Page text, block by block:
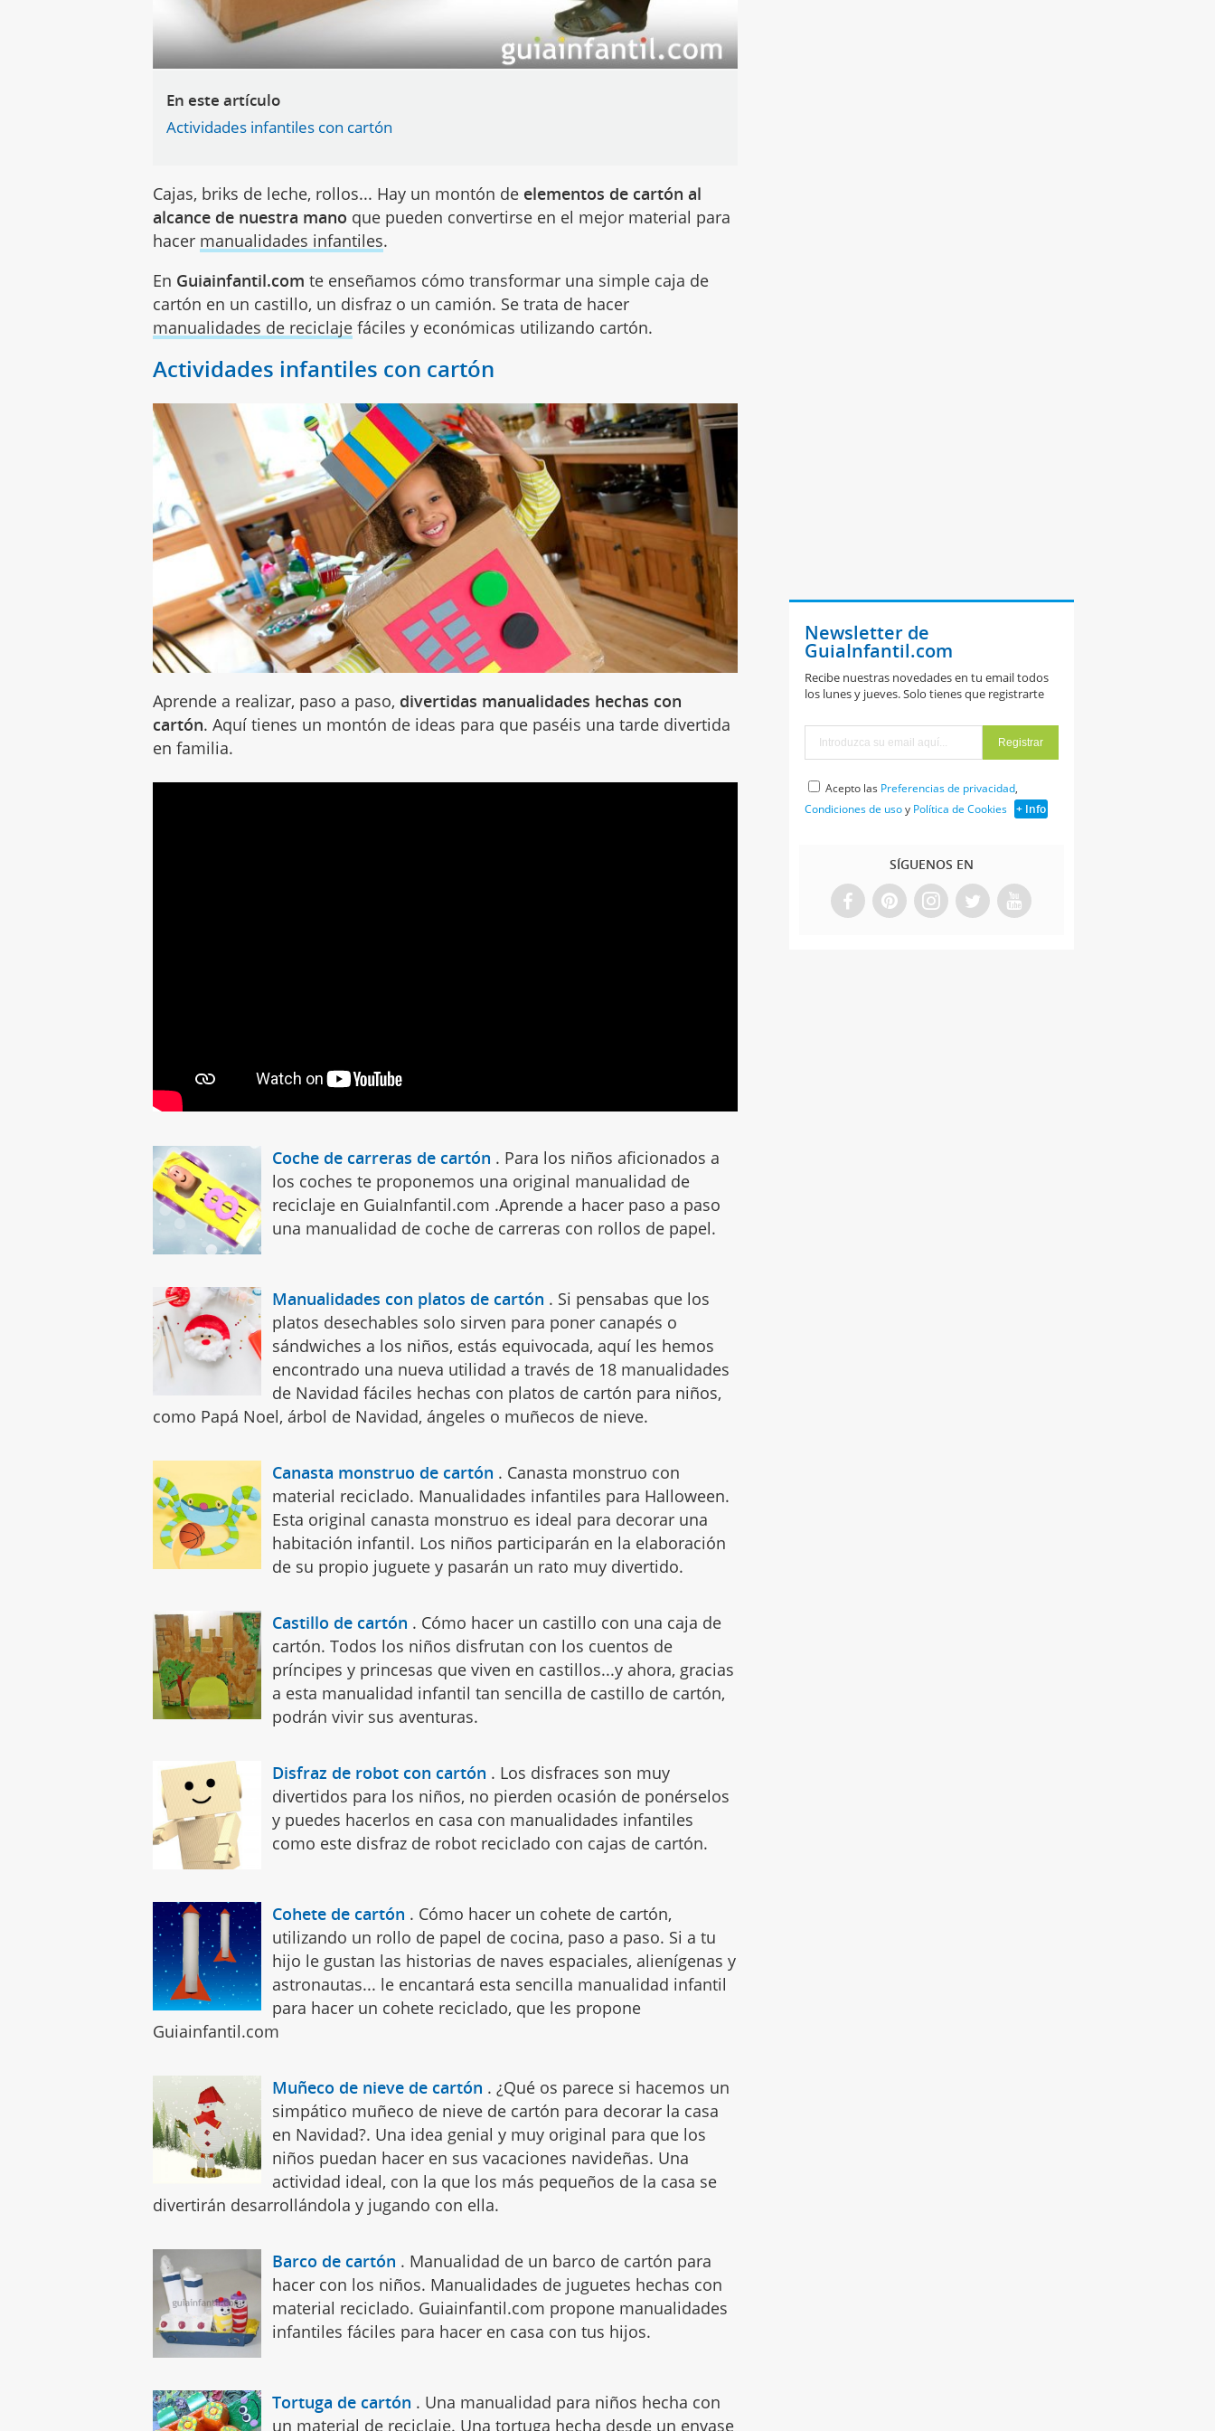
En este artículo
Actividades infantiles con cartón
Cajas, briks de leche, rollos... Hay un montón de elementos de cartón al
alcance de nuestra mano que pueden convertirse en el mejor material para
hacer manualidades infantiles.
En Guiainfantil.com te enseñamos cómo transformar una simple caja de
cartón en un castillo, un disfraz o un camión. Se trata de hacer
manualidades de reciclaje fáciles y económicas utilizando cartón.
Actividades infantiles con cartón
Aprende a realizar, paso a paso, divertidas manualidades hechas con
cartón. Aquí tienes un montón de ideas para que paséis una tarde divertida
en familia.
Coche de carreras de cartón . Para los niños aficionados a
los coches te proponemos una original manualidad de
reciclaje en GuiaInfantil.com .Aprende a hacer paso a paso
una manualidad de coche de carreras con rollos de papel.
Manualidades con platos de cartón . Si pensabas que los
platos desechables solo sirven para poner canapés o
sándwiches a los niños, estás equivocada, aquí les hemos
encontrado una nueva utilidad a través de 18 manualidades
de Navidad fáciles hechas con platos de cartón para niños,
como Papá Noel, árbol de Navidad, ángeles o muñecos de nieve.
Canasta monstruo de cartón . Canasta monstruo con
material reciclado. Manualidades infantiles para Halloween.
Esta original canasta monstruo es ideal para decorar una
habitación infantil. Los niños participarán en la elaboración
de su propio juguete y pasarán un rato muy divertido.
Castillo de cartón . Cómo hacer un castillo con una caja de
cartón. Todos los niños disfrutan con los cuentos de
príncipes y princesas que viven en castillos...y ahora, gracias
a esta manualidad infantil tan sencilla de castillo de cartón,
podrán vivir sus aventuras.
Disfraz de robot con cartón . Los disfraces son muy
divertidos para los niños, no pierden ocasión de ponérselos
y puedes hacerlos en casa con manualidades infantiles
como este disfraz de robot reciclado con cajas de cartón.
Cohete de cartón . Cómo hacer un cohete de cartón,
utilizando un rollo de papel de cocina, paso a paso. Si a tu
hijo le gustan las historias de naves espaciales, alienígenas y
astronautas... le encantará esta sencilla manualidad infantil
para hacer un cohete reciclado, que les propone
Guiainfantil.com
Muñeco de nieve de cartón .¿Qué os parece si hacemos un
simpático muñeco de nieve de cartón para decorar la casa
en Navidad?. Una idea genial y muy original para que los
niños puedan hacer en sus vacaciones navideñas. Una
actividad ideal, con la que los más pequeños de la casa se
divertirán desarrollándola y jugando con ella.
Barco de cartón . Manualidad de un barco de cartón para
hacer con los niños. Manualidades de juguetes hechas con
material reciclado. Guiainfantil.com propone manualidades
infantiles fáciles para hacer en casa con tus hijos.
Tortuga de cartón . Una manualidad para niños hecha con
un material de reciclaje. Una tortuga hecha desde un envase
Newsletter de
GuiaInfantil.com
Recibe nuestras novedades en tu email todos
los lunes y jueves. Solo tienes que registrarte
Acepto las Preferencias de privacidad,
Condiciones de usoy Política de Cookies + Info
SÍGUENOS EN